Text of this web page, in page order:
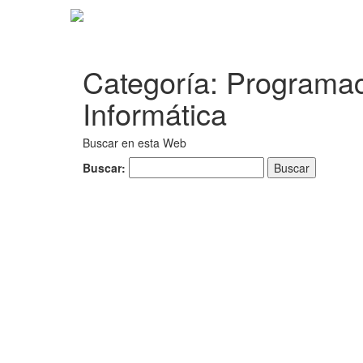
Categoría:
Informática
Buscar en esta Web
Buscar: